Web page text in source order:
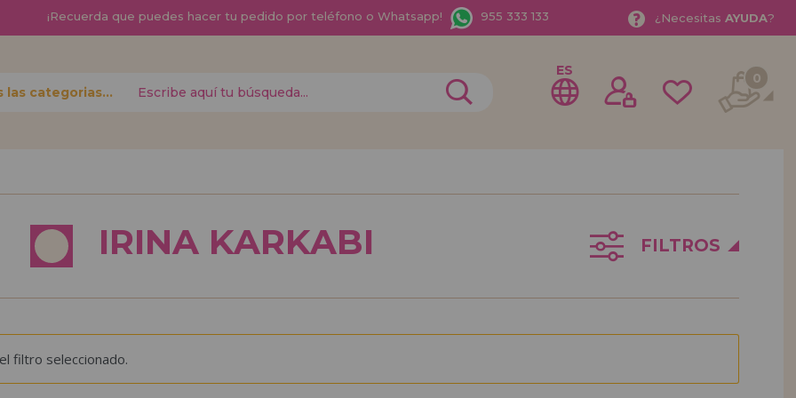
¡Recuerda que puedes hacer tu pedido por teléfono o Whatsapp! 955 333 133 ¿ Necesitas AYUDA?
el estado
nuevo distribuidor
productos?. Regístrate como distribuidor y conoce nuestras condiciones
REGISTRO DISTRIBUIDOR
Todas las categorias
ES 0
IRINA KARKABI FILTROS
filtro seleccionado.